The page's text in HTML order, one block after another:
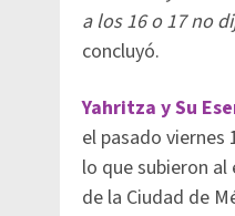
a los 16 o 17 no
concluyó.
Yahritza y Su
el pasado viernes
lo que subieron
de la Ciudad de